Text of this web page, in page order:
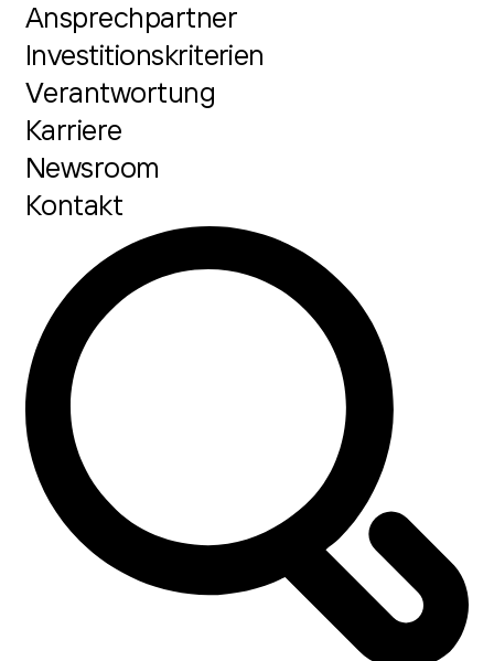
Ansprechpartner
Investitionskriterien
Verantwortung
Karriere
Newsroom
Kontakt